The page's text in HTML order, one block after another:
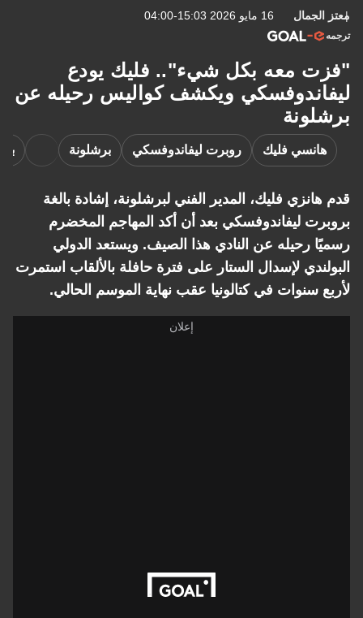
معتز الجمال 16 مايو 2026 15:03-04:00
ترجمه
"فزت معه بكل شيء".. فليك يودع
ليفاندوفسكي ويكشف كواليس رحيله عن
برشلونة
هانسي فليك روبرت ليفاندوفسكي برشلونة
قدم هانزي فليك، المدير الفني لبرشلونة، إشادة بالغة
بروبرت ليفاندوفسكي بعد أن أكد المهاجم المخضرم
رسميًا رحيله عن النادي هذا الصيف. ويستعد الدولي
البولندي لإسدال الستار على فترة حافلة بالألقاب استمرت
لأربع سنوات في كتالونيا عقب نهاية الموسم الحالي.